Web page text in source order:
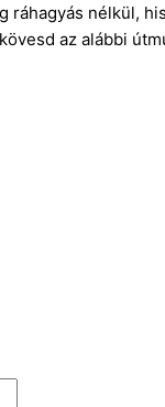
nélkül,
az alábbi